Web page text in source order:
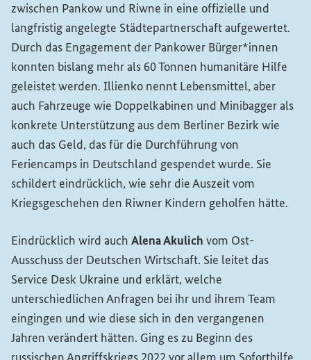
zwischen Pankow und Riwne in eine offizielle und
langfristig angelegte Städtepartnerschaft aufgewertet.
Durch das Engagement der Pankower Bürger*innen
konnten bislang mehr als 60 Tonnen humanitäre Hilfe
geleistet werden. Illienko nennt Lebensmittel, aber
auch Fahrzeuge wie Doppelkabinen und Minibagger als
konkrete Unterstützung aus dem Berliner Bezirk wie
auch das Geld, das für die Durchführung von
Feriencamps in Deutschland gespendet wurde. Sie
schildert eindrücklich, wie sehr die Auszeit vom
Kriegsgeschehen den Riwner Kindern geholfen hätte.
Eindrücklich wird auch Alena Akulich vom Ost-
Ausschuss der Deutschen Wirtschaft. Sie leitet das
Service Desk Ukraine und erklärt, welche
unterschiedlichen Anfragen bei ihr und ihrem Team
eingingen und wie diese sich in den vergangenen
Jahren verändert hätten. Ging es zu Beginn des